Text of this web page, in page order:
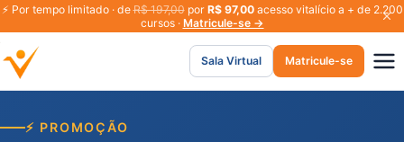
⚡ Por tempo limitado · deR$ 197,00por R$ 97,00acesso vitalício a + de 2.200
cursos · Matricule-se →
Sala Virtual Matricule-se
⚡ PROMOÇÃO